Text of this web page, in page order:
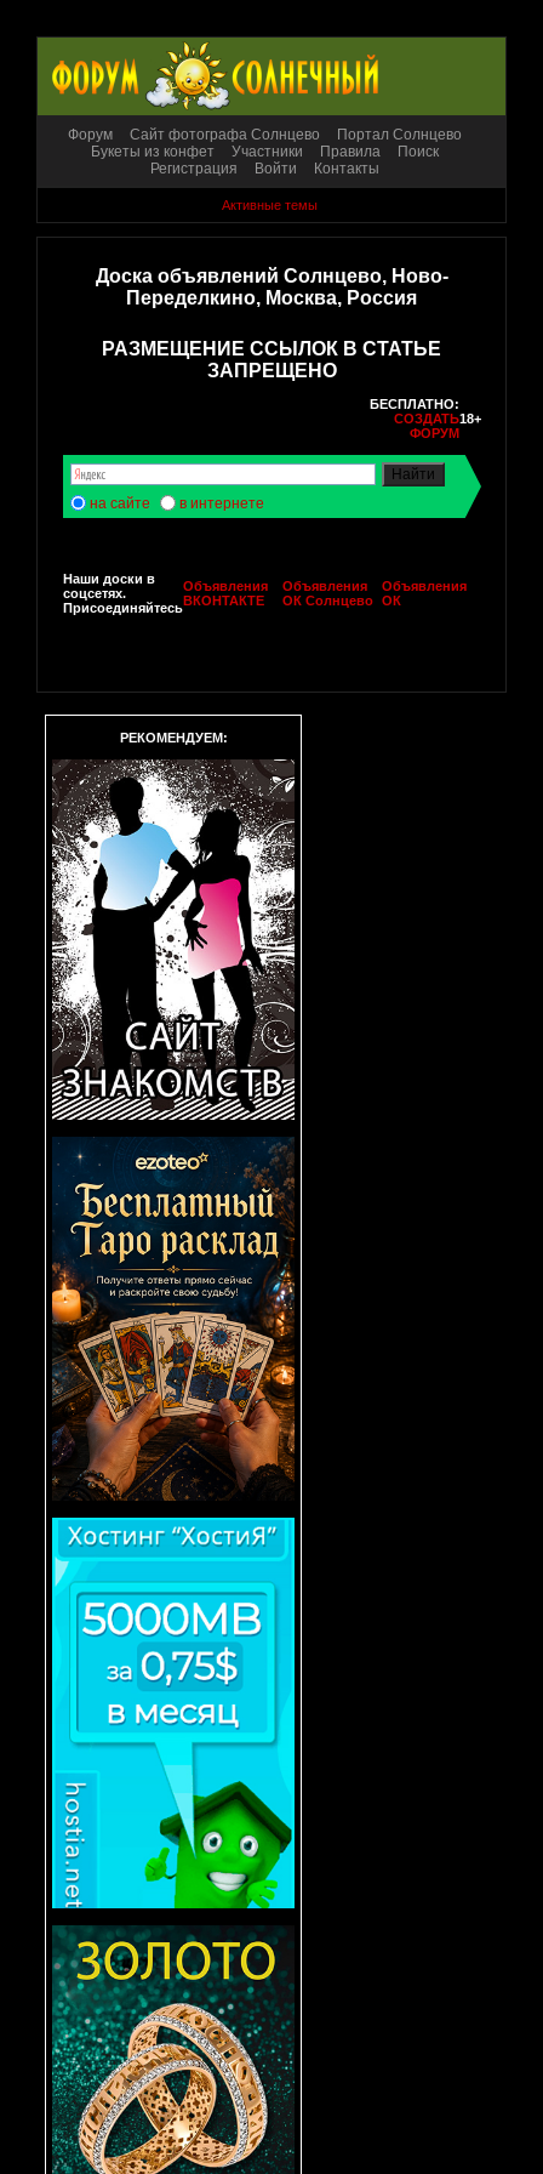
Форум Сайт фотографа Солнцево
Портал Солнцево
Букеты из конфет
Участники Правила
Поиск
Регистрация
Войти Контакты
Активные темы
Доска объявлений Солнцево, Ново-
Переделкино, Москва, Россия
РАЗМЕЩЕНИЕ ССЫЛОК В СТАТЬЕ
ЗАПРЕЩЕНО
БЕСПЛАТНО:
СОЗДАТЬ
ФОРУМ
18+
на сайте в интернете
Наши доски в
соцсетях.
Присоединяйтесь
Объявления
ВКОНТАКТЕ
Объявления
ОК Солнцево
Объявления
ОК
РЕКОМЕНДУЕМ: